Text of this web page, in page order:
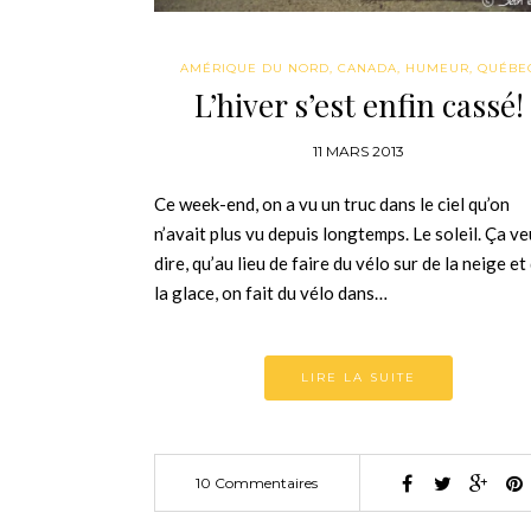
AMÉRIQUE DU NORD, CANADA, HUMEUR,
L’hiver s’est enfin cassé!
11 MARS 2013
Ce week-end, on a vu un truc dans le ciel qu’on
n’avait plus vu depuis longtemps. Le soleil. Ça
dire, qu’au lieu de faire du vélo sur de la neige et
la glace, on fait du vélo dans…
LIRE LA SUITE
10 Commentaires